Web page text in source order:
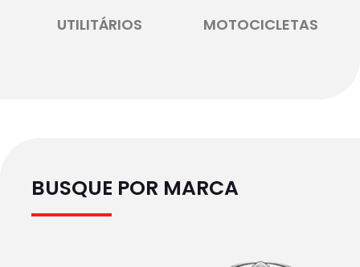
UTILITÁRIOS MOTOCICLETAS
BUSQUE POR MARCA